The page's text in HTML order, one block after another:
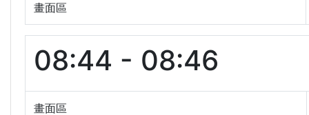
畫面區
08:44 - 08:46
畫面區